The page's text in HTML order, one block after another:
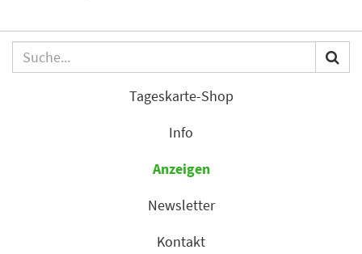
Tageskarte-Shop
Info
Anzeigen
Newsletter
Kontakt